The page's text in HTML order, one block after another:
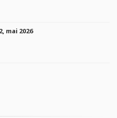
mai 2026